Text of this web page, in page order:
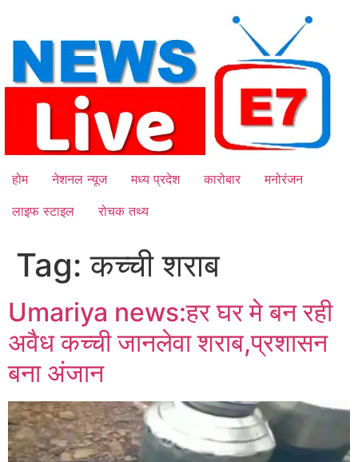
content
होम नेशनल न्यूज मध्य प्रदेश कारोबार
मनोरंजन
लाइफ स्टाइल
रोचक तथ्य
Tag:कच्ची शराब
Umariya news:हर घर मे बन रही
अवैध कच्ची जानलेवा शराब,प्रशासन
बना अंजान